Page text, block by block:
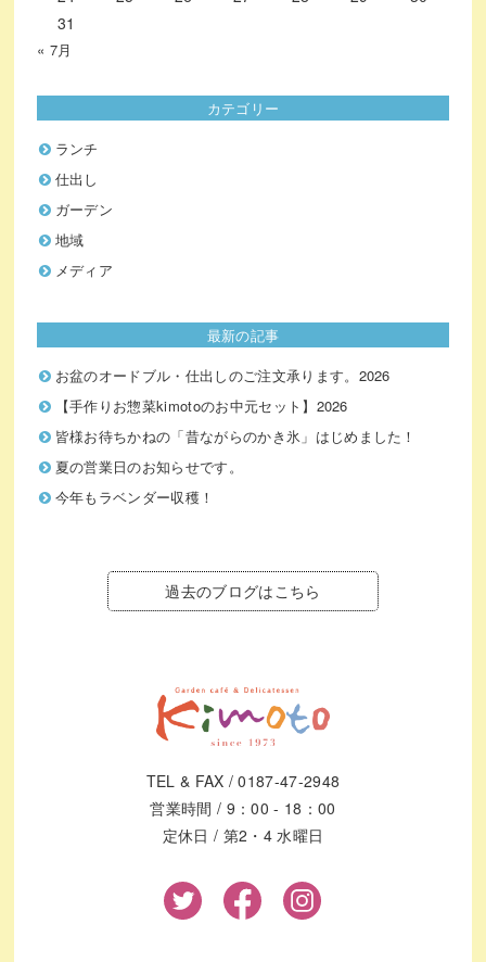
31
« 7月
カテゴリー
ランチ
仕出し
ガーデン
地域
メディア
最新の記事
お盆のオードブル・仕出しのご注文承ります。2026
【手作りお惣菜kimotoのお中元セット】2026
皆様お待ちかねの「昔ながらのかき氷」はじめました！
夏の営業日のお知らせです。
今年もラベンダー収穫！
過去のブログはこちら
TEL & FAX / 0187-47-2948
営業時間 / 9：00 - 18：00
定休日 / 第2・4 水曜日